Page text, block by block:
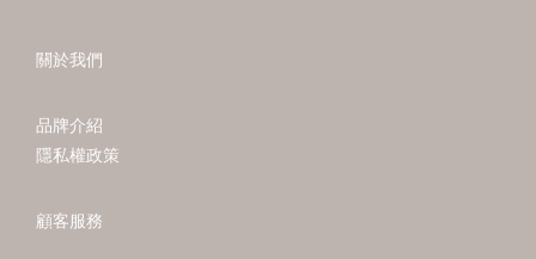
關於我們
品牌介紹
隱私權政策
顧客服務